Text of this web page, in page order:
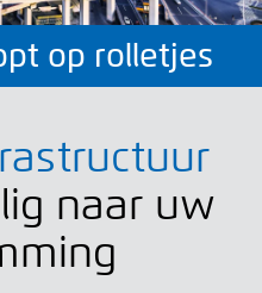
op rolletjes
naar uw